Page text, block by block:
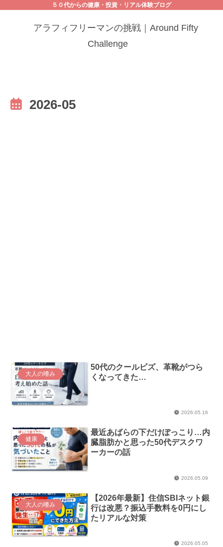
５０代からの健康・投資・リアル体験ブログ
アラフィフリーマンの挑戦｜Around Fifty
Challenge
2026-05
大人の嗜み
50代のクールビズ、革靴がつら
くなってきた…
2026.05.16
健康
最近あばらの下だけぽっこり…内
臓脂肪かと思った50代デスクワ
ーカーの話
2026.05.09
大人の嗜み
【2026年最新】住信SBIネット銀
行は改悪？振込手数料を0円にし
たリアルな対策
2026.05.05